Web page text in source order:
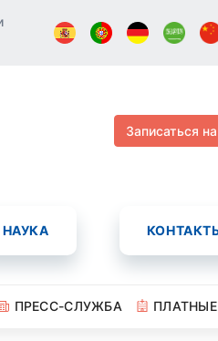
Записаться
НАУКА
ПРЕСС-СЛУЖБА